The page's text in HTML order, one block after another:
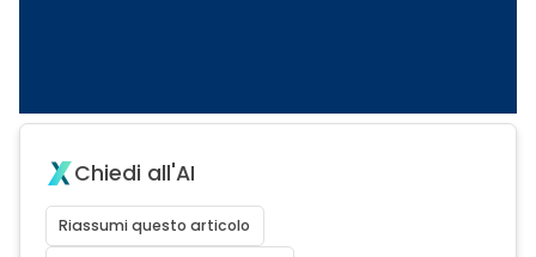
Chiedi all'AI
Riassumi questo articolo